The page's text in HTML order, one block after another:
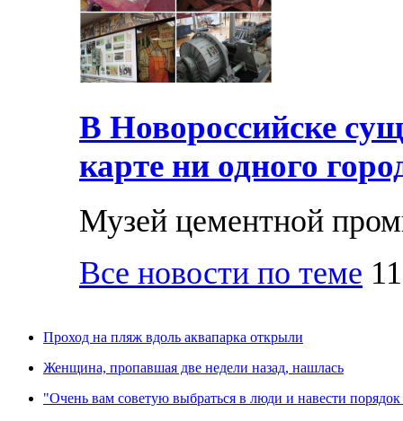
В Новороссийске
карте ни одного
Музей цементной
Все новости по теме
Проход на пляж вдоль аквапарка открыли
Женщина, пропавшая две недели назад, нашлась
"Очень вам советую выбраться в люди и навести